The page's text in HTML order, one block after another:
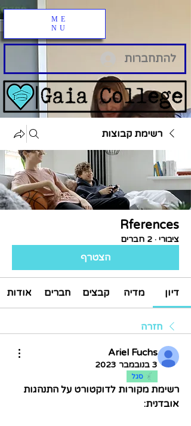
ME
NU
להתחברות
רשימת קבוצות
Rferences
ציבורי · 2 חברים
הצטרף
דיון מדיה קבצים חברים אודות
חזרה
Ariel Fuchs
3 בנובמבר 2023
סגל
אובדנית: